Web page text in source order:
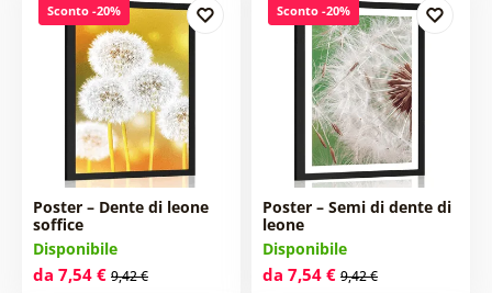
Sconto -20%
Poster – Dente di leone
soffice
Disponibile
da 7,54 € 9,42 €
Sconto -20%
Poster – Semi di dente di
leone
Disponibile
da 7,54 € 9,42 €